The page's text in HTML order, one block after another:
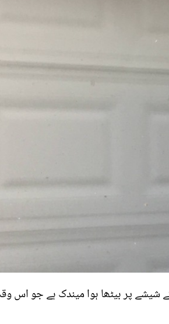
پر بیٹھا ہوا میندک ہے جو اس وقت